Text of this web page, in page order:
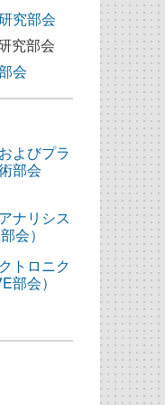
究部会
究部会
会
よびプラ
部会
ナリシス
会）
トロニク
部会）